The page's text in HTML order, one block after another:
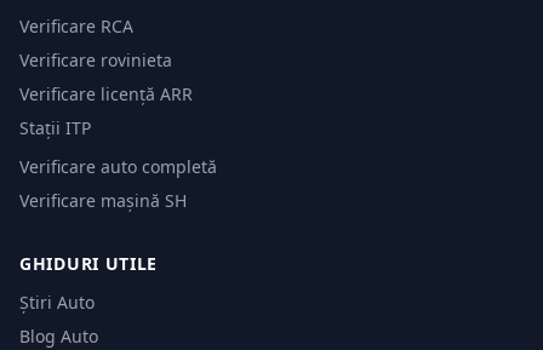
Verificare RCA
Verificare rovinieta
Verificare licență ARR
Stații ITP
Verificare auto completă
Verificare mașină SH
GHIDURI UTILE
Știri Auto
Blog Auto